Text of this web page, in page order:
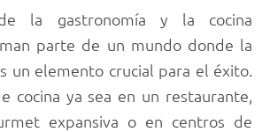
la gastronomía y la cocina
parte de un mundo donde la
un elemento crucial para el éxito.
cocina ya sea en un restaurante,
expansiva o en centros de